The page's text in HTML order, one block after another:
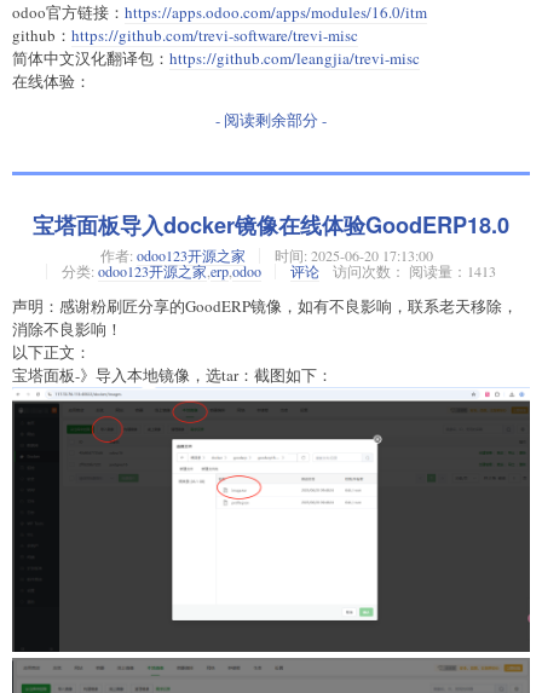
odoo官方链接： https://apps.odoo.com/apps/modules/16.0/itm
github： https://github.com/trevi-software/trevi-misc
简体中文汉化翻译包： https://github.com/leangjia/trevi-misc
在线体验：
- 阅读剩余部分 -
宝塔面板导入docker镜像在线体验GoodERP18.0
作者: odoo123开源之家 时间: 2025-06-20 17:13:00
分类: odoo123开源之家 erp,odoo 评论 访问次数： 阅读量：1413
声明：感谢粉刷匠分享的GoodERP镜像，如有不良影响，联系老天移除，
消除不良影响！
以下正文：
宝塔面板-》导入本地镜像，选tar：截图如下：